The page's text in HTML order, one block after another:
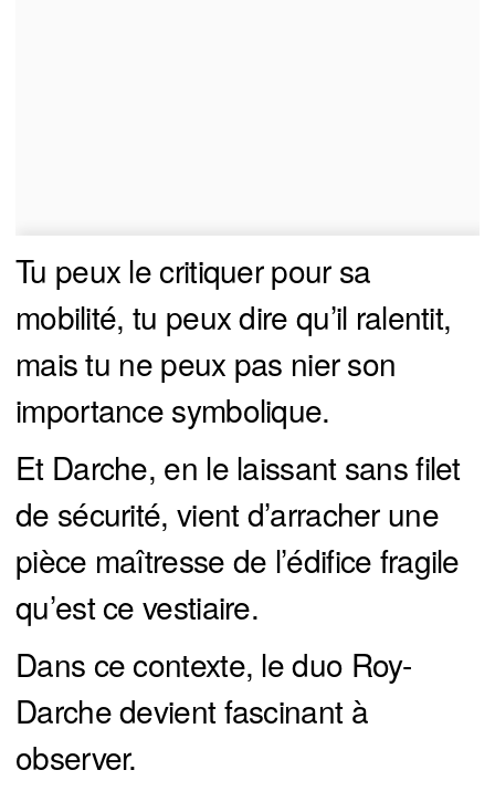
Tu peux le critiquer pour sa
mobilité, tu peux dire qu’il ralentit,
mais tu ne peux pas nier son
importance symbolique.
Et Darche, en le laissant sans filet
de sécurité, vient d’arracher une
pièce maîtresse de l’édifice fragile
qu’est ce vestiaire.
Dans ce contexte, le duo Roy-
Darche devient fascinant à
observer.